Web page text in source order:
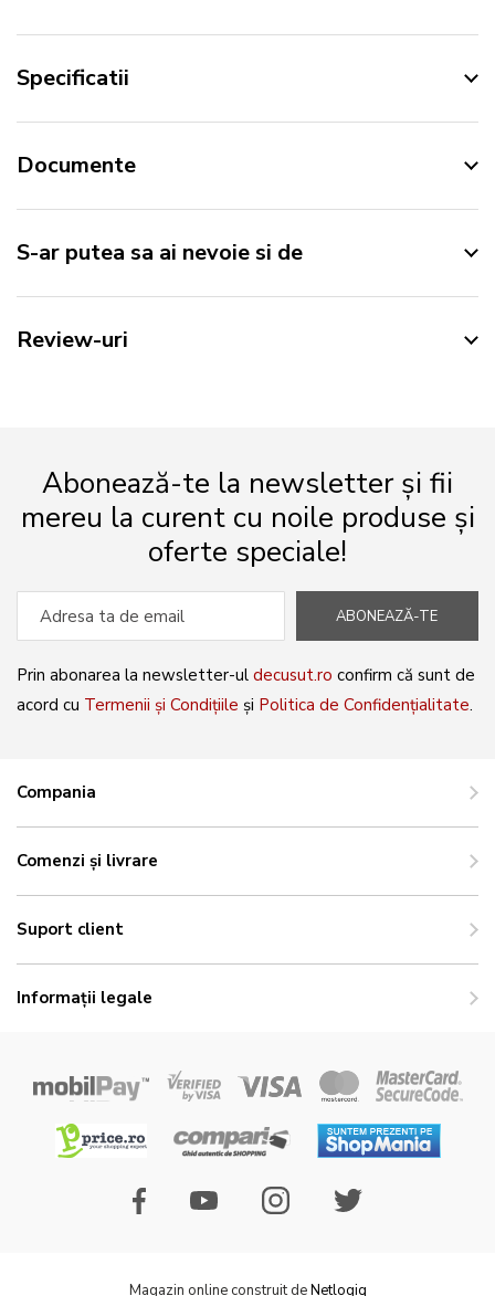
Specificatii
Documente
S-ar putea sa ai nevoie si de
Review-uri
Abonează-te la newsletter și fii
mereu la curent cu noile produse și
oferte speciale!
ABONEAZĂ-TE
Prin abonarea la newsletter-ul decusut.ro confirm că sunt de
acord cu Termenii și Condițiile și Politica de Confidențialitate.
Compania
Comenzi și livrare
Suport client
Informații legale
Magazin online construit deNetlogiq